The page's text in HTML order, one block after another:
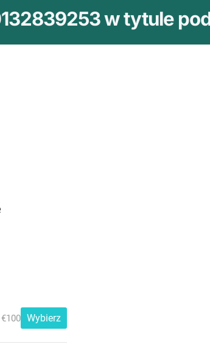
w tytule